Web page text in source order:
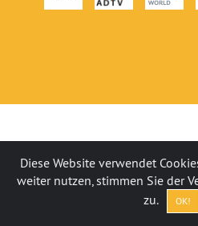
Diese Website verwendet
weiter nutzen, stimmen Sie der
zu.
OK!